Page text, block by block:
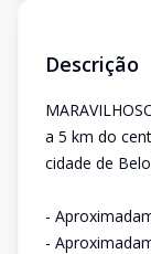
Descrição
a 5 km do
cidade de
-
-